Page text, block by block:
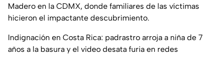
Madero en la CDMX, donde familiares de las víctimas
hicieron el impactante descubrimiento.
Indignación en Costa Rica: padrastro arroja a niña de 7
años a la basura y el video desata furia en redes